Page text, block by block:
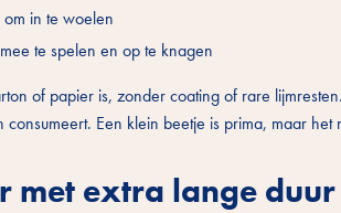
in te woelen
te spelen en op te knagen
of papier is, zonder coating of rare
Een klein beetje is prima, maar
met extra lange duur